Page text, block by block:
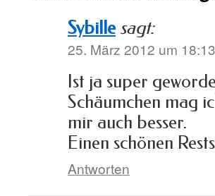
Sybille sagt:
25. März 2012 um 18:13
Ist ja super
Schäumchen mag
mir auch besser.
Einen schönen
Antworten